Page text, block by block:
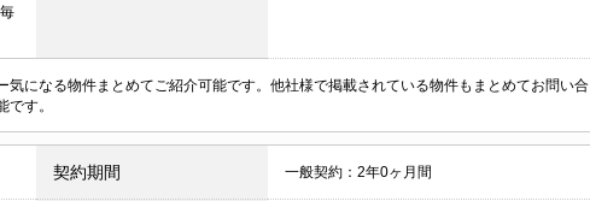
気になる物件まとめてご紹介可能です。他社様で掲載されている物件もまとめてお問い合
です。
契約期間 一般契約：2年0ヶ月間